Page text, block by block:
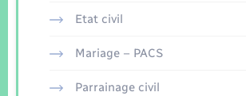
Etat civil
Mariage – PACS
Parrainage civil